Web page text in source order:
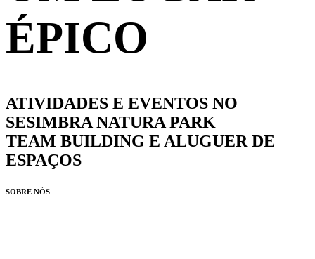
ÉPICO
ATIVIDADES E EVENTOS NO
SESIMBRA NATURA PARK
TEAM BUILDING E ALUGUER DE
ESPAÇOS
SOBRE NÓS